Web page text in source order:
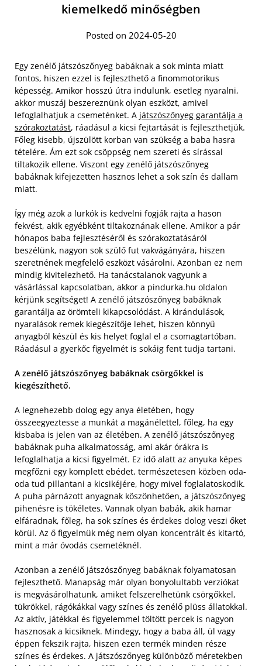
kiemelkedő minőségben
Posted on 2024-05-20
Egy zenélő játszószőnyeg babáknak a sok minta miatt
fontos, hiszen ezzel is fejleszthető a finommotorikus
képesség. Amikor hosszú útra indulunk, esetleg nyaralni,
akkor muszáj beszereznünk olyan eszközt, amivel
lefoglalhatjuk a csemeténket. A játszószőnyeg garantálja a
szórakoztatást, ráadásul a kicsi fejtartását is fejleszthetjük.
Főleg kisebb, újszülött korban van szükség a baba hasra
tételére. Ám ezt sok csöppség nem szereti és sírással
tiltakozik ellene. Viszont egy zenélő játszószőnyeg
babáknak kifejezetten hasznos lehet a sok szín és dallam
miatt.
Így még azok a lurkók is kedvelni fogják rajta a hason
fekvést, akik egyébként tiltakoznának ellene. Amikor a pár
hónapos baba fejlesztéséről és szórakoztatásáról
beszélünk, nagyon sok szülő fut vakvágányára, hiszen
szeretnének megfelelő eszközt vásárolni. Azonban ez nem
mindig kivitelezhető. Ha tanácstalanok vagyunk a
vásárlással kapcsolatban, akkor a pindurka.hu oldalon
kérjünk segítséget! A zenélő játszószőnyeg babáknak
garantálja az örömteli kikapcsolódást. A kirándulások,
nyaralások remek kiegészítője lehet, hiszen könnyű
anyagból készül és kis helyet foglal el a csomagtartóban.
Ráadásul a gyerkőc figyelmét is sokáig fent tudja tartani.
A zenélő játszószőnyeg babáknak csörgőkkel is
kiegészíthető.
A legnehezebb dolog egy anya életében, hogy
összeegyeztesse a munkát a magánélettel, főleg, ha egy
kisbaba is jelen van az életében. A zenélő játszószőnyeg
babáknak puha alkalmatosság, ami akár órákra is
lefoglalhatja a kicsi figyelmét. Ez idő alatt az anyuka képes
megfőzni egy komplett ebédet, természetesen közben oda-
oda tud pillantani a kicsikéjére, hogy mivel foglalatoskodik.
A puha párnázott anyagnak köszönhetően, a játszószőnyeg
pihenésre is tökéletes. Vannak olyan babák, akik hamar
elfáradnak, főleg, ha sok színes és érdekes dolog veszi őket
körül. Az ő figyelmük még nem olyan koncentrált és kitartó,
mint a már óvodás csemetéknél.
Azonban a zenélő játszószőnyeg babáknak folyamatosan
fejleszthető. Manapság már olyan bonyolultabb verziókat
is megvásárolhatunk, amiket felszerelhetünk csörgőkkel,
tükrökkel, rágókákkal vagy színes és zenélő plüss állatokkal.
Az aktív, játékkal és figyelemmel töltött percek is nagyon
hasznosak a kicsiknek. Mindegy, hogy a baba áll, ül vagy
éppen fekszik rajta, hiszen ezen termék minden része
színes és érdekes. A játszószőnyeg különböző méretekben